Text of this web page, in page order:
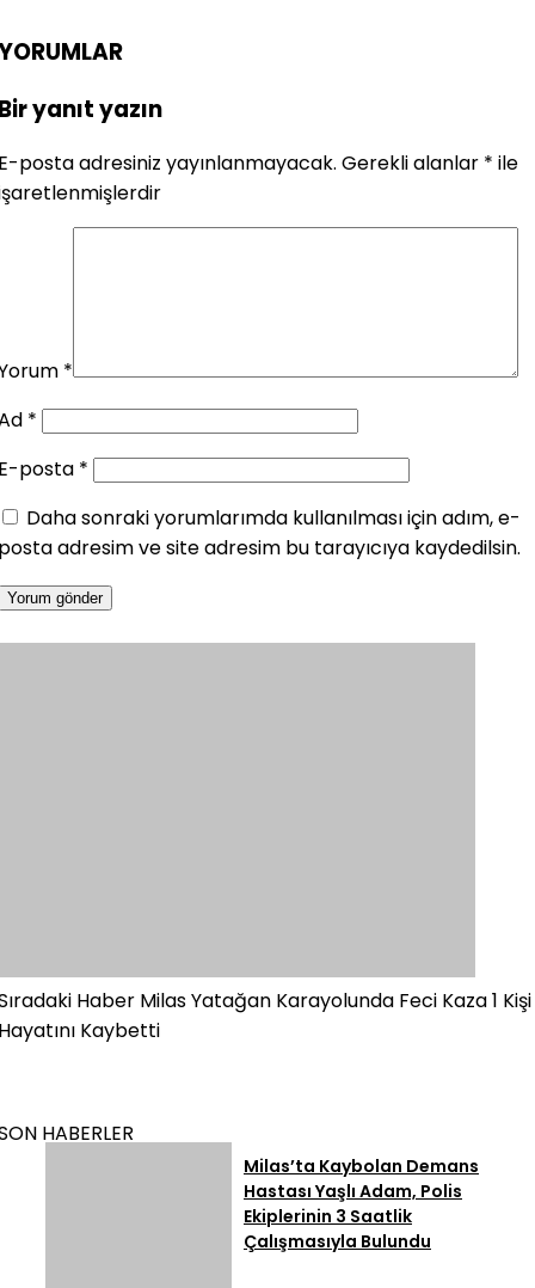
yanıt yazın
posta adresiniz yayınlanmayacak. Gerekli alanlar * ile
*
*
posta *
Daha sonraki yorumlarımda kullanılması için adım, e-
adresim ve site adresim bu tarayıcıya kaydedilsin.
Haber Milas Yatağan Karayolunda Feci Kaza 1 Kişi
Kaybetti
HABERLER
Milas’ta Kaybolan Demans
Hastası Yaşlı Adam, Polis
Ekiplerinin 3 Saatlik
Çalışmasıyla Bulundu